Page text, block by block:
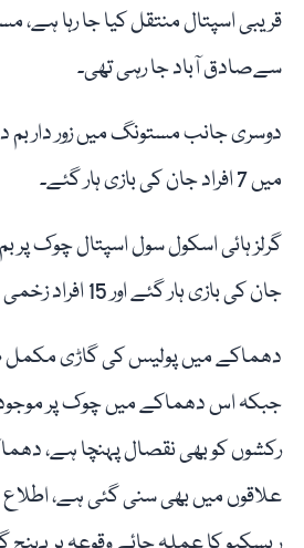
قریبی اسپتال منتقل کیا جا رہا ہے،
سےصادق آباد جا رہی تھی۔
دوسری جانب مستونگ میں زور دار
میں 7 افراد جان کی بازی ہار گئے۔
جان کی بازی ہار گئے اور 15 افراد زخمی ہو گئے۔
دھماکے میں پولیس کی گاڑی مکمل
جبکہ اس دھماکے میں چوک پر موجود
رکشوں کو بھی نقصال پہنچا ہے،
علاقوں میں بھی سنی گئی ہے،